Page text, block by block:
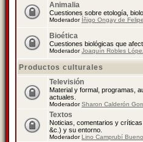
Animalia
Cuestiones sobre etología,
Moderador Íñigo Ongay de Felipe
Bioética
Cuestiones biológicas que
ModeradorJoaquín Robles
Productos culturales
Televisión
Material y formal, programas,
actuales.
ModeradorSharon Calderón
Textos
Noticias, comentarios y
&c.) y su entorno.
ModeradorLino Camprubí Bueno